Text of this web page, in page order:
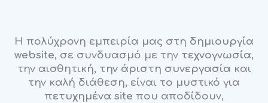
Η πολύχρονη εμπειρία μας στη δημιουργία
website, σε συνδυασμό με την τεχνογνωσία,
την αισθητική, την άριστη συνεργασία και
την καλή διάθεση, είναι το μυστικό για
πετυχημένα site που αποδίδουν,